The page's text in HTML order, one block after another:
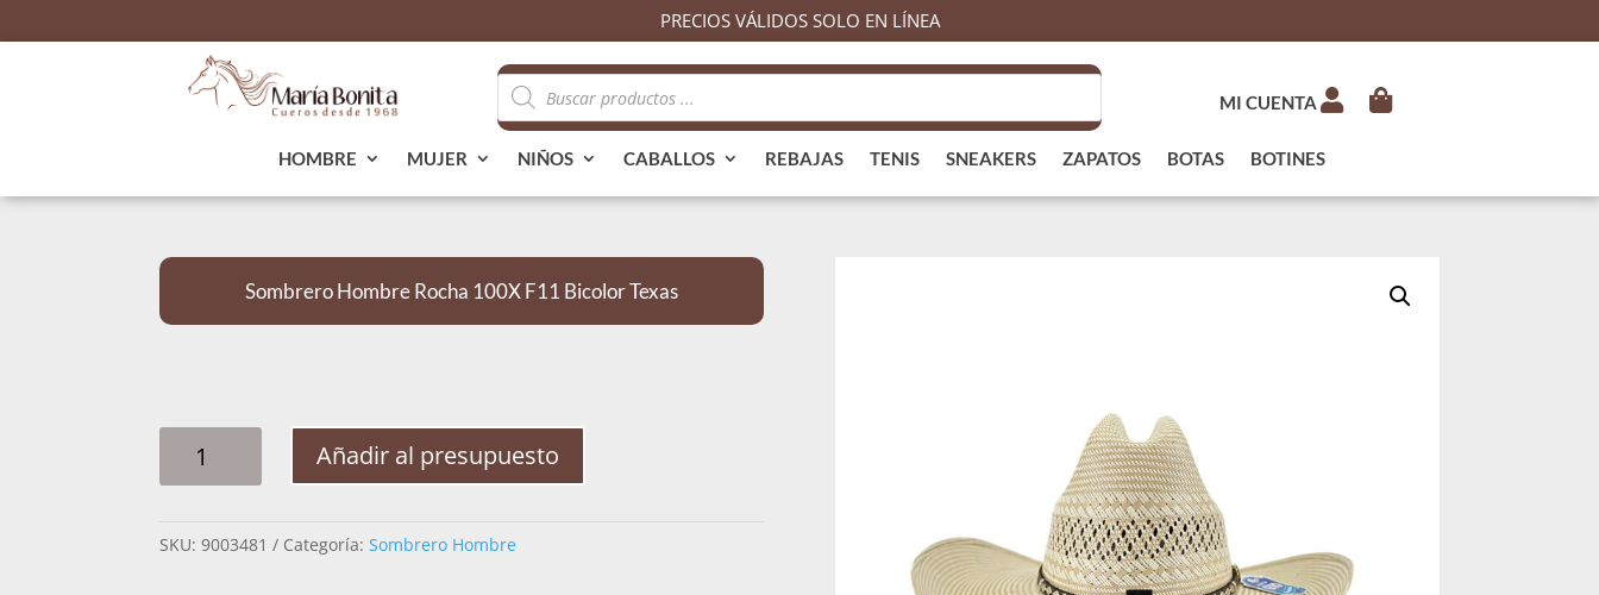
PRECIOS VÁLIDOS SOLO EN LÍNEA
Búsqueda
de
productos
MI CUENTA
HOMBRE MUJER NIÑOS CABALLOS REBAJAS TENIS SNEAKERS ZAPATOS BOTAS BOTINES
Sombrero Hombre Rocha 100X F11 Bicolor Texas
HOMBRE
F11
Añadir al presupuesto
SKU:9003481 Categoría:Sombrero Hombre